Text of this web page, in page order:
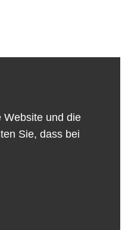
Website und die
Sie, dass bei